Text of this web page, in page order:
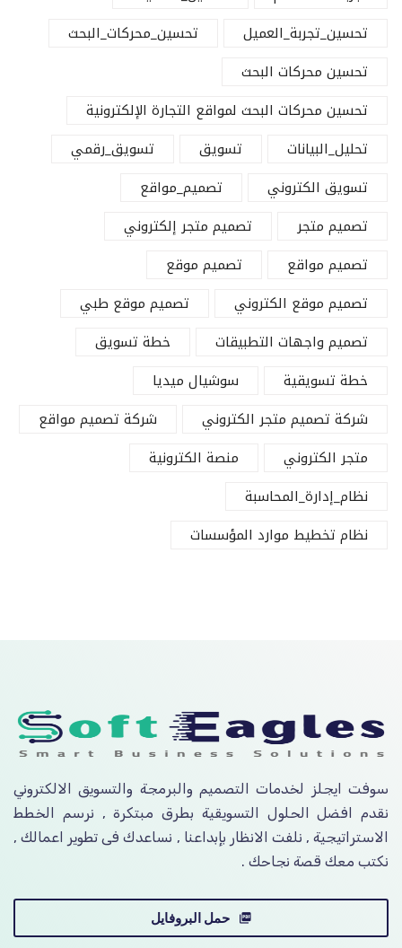
تحسين_تجربة_العميل
تحسين_محركات_البحث
تحسين محركات البحث
تحسين محركات البحث لمواقع التجارة الإلكترونية
تحليل_البيانات
تسويق
تسويق_رقمي
تسويق الكتروني
تصميم_مواقع
تصميم متجر
تصميم متجر إلكتروني
تصميم مواقع
تصميم موقع
تصميم موقع الكتروني
تصميم موقع طبي
تصميم واجهات التطبيقات
خطة تسويق
خطة تسويقية
سوشيال ميديا
شركة تصميم متجر الكتروني
شركة تصميم مواقع
متجر الكتروني
منصة الكترونية
نظام_إدارة_المحاسبة
نظام تخطيط موارد المؤسسات
سوفت ايجلز لخدمات التصميم والبرمجة والتسويق الالكتروني
نقدم افضل الحلول التسويقية بطرق مبتكرة , نرسم الخطط
الاستراتيجية , نلفت الانظار بإبداعنا , نساعدك فى تطوير اعمالك ,
نكتب معك قصة نجاحك .
حمل البروفايل